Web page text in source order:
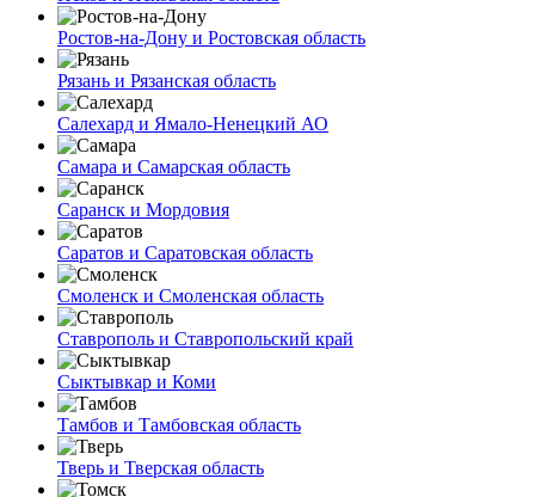
Ростов-на-Дону и Ростовская область
Рязань и Рязанская область
Салехард и Ямало-Ненецкий АО
Самара и Самарская область
Саранск и Мордовия
Саратов и Саратовская область
Смоленск и Смоленская область
Ставрополь и Ставропольский край
Сыктывкар и Коми
Тамбов и Тамбовская область
Тверь и Тверская область